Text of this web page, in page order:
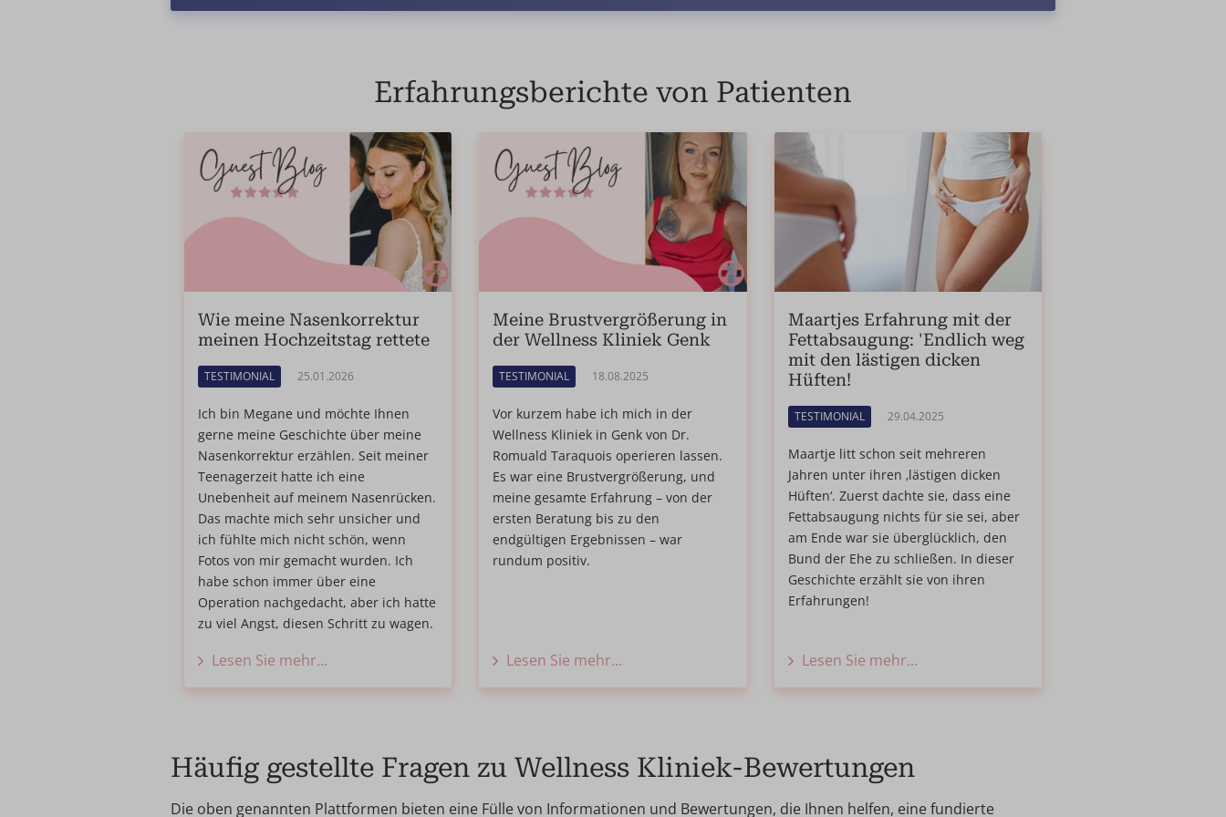
Erfahrungsberichte von Patienten
Wie meine Nasenkorrektur
meinen Hochzeitstag rettete
TESTIMONIAL 25.01.2026
Ich bin Megane und möchte Ihnen
gerne meine Geschichte über meine
Nasenkorrektur erzählen. Seit meiner
Teenagerzeit hatte ich eine
Unebenheit auf meinem Nasenrücken.
Das machte mich sehr unsicher und
ich fühlte mich nicht schön, wenn
Fotos von mir gemacht wurden. Ich
habe schon immer über eine
Operation nachgedacht, aber ich hatte
zu viel Angst, diesen Schritt zu wagen.
Lesen Sie mehr...
Meine Brustvergrößerung in
der Wellness Kliniek Genk
TESTIMONIAL 18.08.2025
Vor kurzem habe ich mich in der
Wellness Kliniek in Genk von Dr.
Romuald Taraquois operieren lassen.
Es war eine Brustvergrößerung, und
meine gesamte Erfahrung – von der
ersten Beratung bis zu den
endgültigen Ergebnissen – war
rundum positiv.
Lesen Sie mehr...
Maartjes Erfahrung mit der
Fettabsaugung: 'Endlich weg
mit den lästigen dicken
Hüften!
TESTIMONIAL 29.04.2025
Maartje litt schon seit mehreren
Jahren unter ihren ‚lästigen dicken
Hüften‘. Zuerst dachte sie, dass eine
Fettabsaugung nichts für sie sei, aber
am Ende war sie überglücklich, den
Bund der Ehe zu schließen. In dieser
Geschichte erzählt sie von ihren
Erfahrungen!
Lesen Sie mehr...
Häufig gestellte Fragen zu Wellness Kliniek-Bewertungen
Die oben genannten Plattformen bieten eine Fülle von Informationen und Bewertungen, die Ihnen helfen, eine fundierte